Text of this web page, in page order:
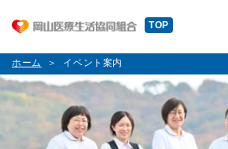
TOP
ホーム イベント案内